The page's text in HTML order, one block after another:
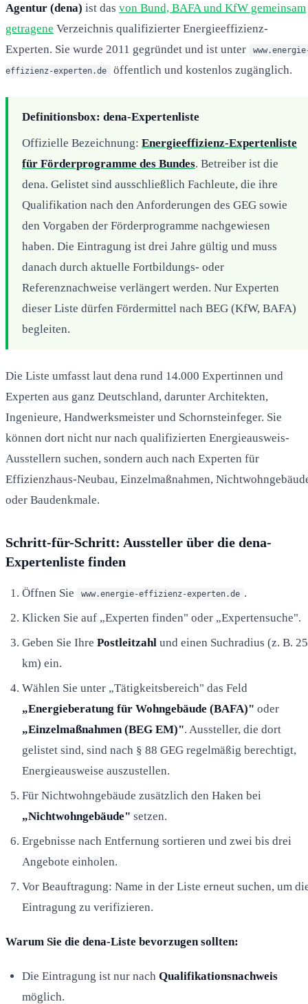
Agentur (dena) ist das von Bund, BAFA und KfW gemeinsam
getragene Verzeichnis qualifizierter Energieeffizienz-
Experten. Sie wurde 2011 gegründet und ist unter
effizienz-experten.de öffentlich und kostenlos zugänglich.
Definitionsbox: dena-Expertenliste
Offizielle Bezeichnung: Energieeffizienz-Expertenliste
für Förderprogramme des Bundes. Betreiber ist die
dena. Gelistet sind ausschließlich Fachleute, die ihre
Qualifikation nach den Anforderungen des GEG sowie
den Vorgaben der Förderprogramme nachgewiesen
haben. Die Eintragung ist drei Jahre gültig und muss
danach durch aktuelle Fortbildungs- oder
Referenznachweise verlängert werden. Nur Experten
dieser Liste dürfen Fördermittel nach BEG (KfW, BAFA)
begleiten.
Die Liste umfasst laut dena rund 14.000 Expertinnen und
Experten aus ganz Deutschland, darunter Architekten,
Ingenieure, Handwerksmeister und Schornsteinfeger. Sie
können dort nicht nur nach qualifizierten Energieausweis-
Ausstellern suchen, sondern auch nach Experten für
Effizienzhaus-Neubau, Einzelmaßnahmen,
oder Baudenkmale.
Schritt-für-Schritt: Aussteller über die dena-
Expertenliste finden
Öffnen Sie www.energie-effizienz-experten.de .
Klicken Sie auf „Experten finden" oder „Expertensuche".
Geben Sie Ihre Postleitzahl und einen Suchradius (z. B. 25
km) ein.
Wählen Sie unter „Tätigkeitsbereich" das Feld
„Energieberatung für Wohngebäude (BAFA)" oder
„Einzelmaßnahmen (BEG EM)". Aussteller, die dort
gelistet sind, sind nach § 88 GEG regelmäßig berechtigt,
Energieausweise auszustellen.
Für Nichtwohngebäude zusätzlich den Haken bei
„Nichtwohngebäude" setzen.
Ergebnisse nach Entfernung sortieren und zwei bis drei
Angebote einholen.
Vor Beauftragung: Name in der Liste erneut suchen, um
Eintragung zu verifizieren.
Warum Sie die dena-Liste bevorzugen sollten:
Die Eintragung ist nur nach Qualifikationsnachweis
möglich.